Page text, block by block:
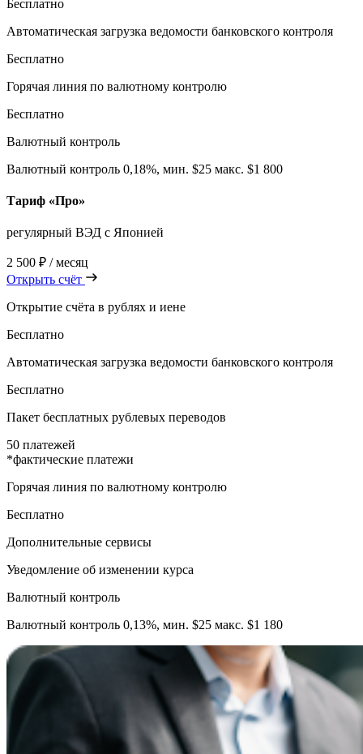
Бесплатно
Автоматическая загрузка ведомости банковского контроля
Бесплатно
Горячая линия по валютному контролю
Бесплатно
Валютный контроль
Валютный контроль 0,18%, мин. $25 макс. $1 800
Тариф «Про»
регулярный ВЭД с Японией
2 500 ₽ / месяц
Открыть счёт
Открытие счёта в рублях и иене
Бесплатно
Автоматическая загрузка ведомости банковского контроля
Бесплатно
Пакет бесплатных рублевых переводов
50 платежей
*фактические платежи
Горячая линия по валютному контролю
Бесплатно
Дополнительные сервисы
Уведомление об изменении курса
Валютный контроль
Валютный контроль 0,13%, мин. $25 макс. $1 180